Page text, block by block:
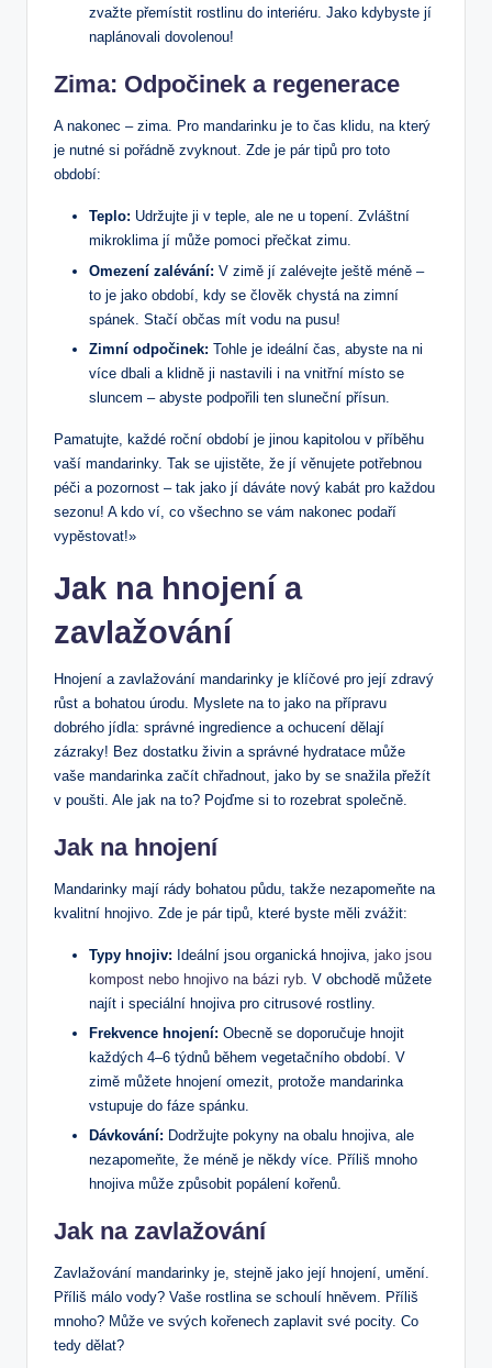
zvažte přemístit rostlinu do interiéru. Jako kdybyste jí
naplánovali dovolenou!
Zima: Odpočinek a regenerace
A nakonec – zima. Pro mandarinku je to čas klidu, na který
je nutné si pořádně zvyknout. Zde je pár tipů pro toto
období:
Teplo: Udržujte ji v teple, ale ne u topení. Zvláštní
mikroklima jí může pomoci přečkat zimu.
Omezení zalévání: V zimě jí zalévejte ještě méně –
to je jako období, kdy se člověk chystá na zimní
spánek. Stačí občas mít vodu na pusu!
Zimní odpočinek: Tohle je ideální čas, abyste na ni
více dbali a klidně ji nastavili i na vnitřní místo se
sluncem – abyste podpořili ten sluneční přísun.
Pamatujte, každé roční období je jinou kapitolou v příběhu
vaší mandarinky. Tak se ujistěte, že jí věnujete potřebnou
péči a pozornost – tak jako jí dáváte nový kabát pro každou
sezonu! A kdo ví, co všechno se vám nakonec podaří
vypěstovat!»
Jak na hnojení a
zavlažování
Hnojení a zavlažování mandarinky je klíčové pro její zdravý
růst a bohatou úrodu. Myslete na to jako na přípravu
dobrého jídla: správné ingredience a ochucení dělají
zázraky! Bez dostatku živin a správné hydratace může
vaše mandarinka začít chřadnout, jako by se snažila přežít
v poušti. Ale jak na to? Pojďme si to rozebrat společně.
Jak na hnojení
Mandarinky mají rády bohatou půdu, takže nezapomeňte na
kvalitní hnojivo. Zde je pár tipů, které byste měli zvážit:
Typy hnojiv: Ideální jsou organická hnojiva, jako jsou
kompost nebo hnojivo na bázi ryb . V obchodě můžete
najít i speciální hnojiva pro citrusové rostliny.
Frekvence hnojení: Obecně se doporučuje hnojit
každých 4–6 týdnů během vegetačního období. V
zimě můžete hnojení omezit, protože mandarinka
vstupuje do fáze spánku.
Dávkování: Dodržujte pokyny na obalu hnojiva, ale
nezapomeňte, že méně je někdy více. Příliš mnoho
hnojiva může způsobit popálení kořenů.
Jak na zavlažování
Zavlažování mandarinky je, stejně jako její hnojení, umění.
Příliš málo vody? Vaše rostlina se schoulí hněvem. Příliš
mnoho? Může ve svých kořenech zaplavit své pocity. Co
tedy dělat?